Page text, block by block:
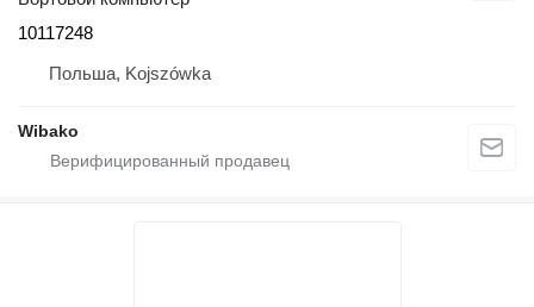
10117248
Польша, Kojszówka
Wibako